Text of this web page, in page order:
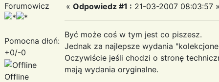
Forumowicz
Pomocna dłoń:
+0/-0
Offline
« Odpowiedz #1 : 21-03-2007 08:03:57
Być może coś w tym jest co piszesz.
Jednak za najlepsze wydania
Oczywiście jeśli chodzi o stronę
mają wydania oryginalne.